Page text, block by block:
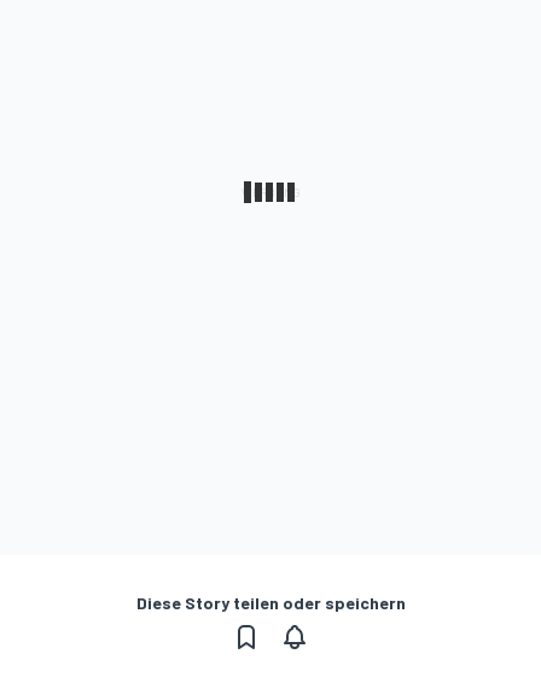
Diese Story teilen oder speichern